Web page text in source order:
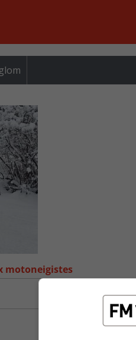
motoneigistes